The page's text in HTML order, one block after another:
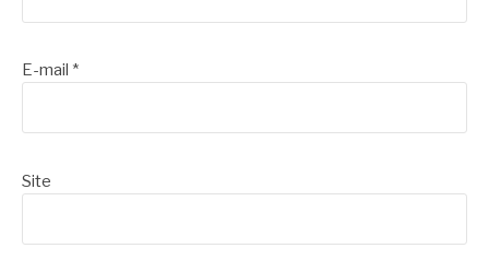
E-mail *
Site